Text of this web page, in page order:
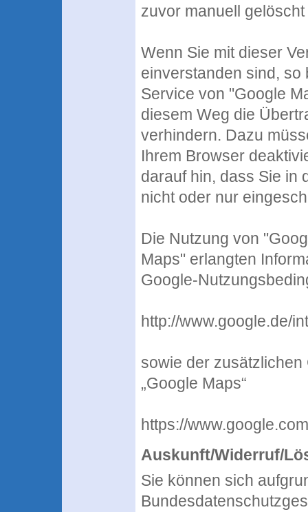
zuvor manuell
Wenn Sie mit dieser
einverstanden sind, so
Service von "Google
diesem Weg die
verhindern. Dazu
Ihrem Browser
darauf hin, dass Sie in
nicht oder nur
Die Nutzung von
Maps" erlangten
Google-
http://www.google.de/
sowie der
„Google Maps“
https://
Auskunft/Widerruf/
Sie können sich